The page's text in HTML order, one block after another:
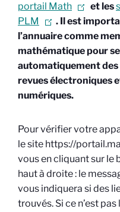
portail Math
et les
PLM
. Il est
l’annuaire comme
mathématique pour
automatiquement des
revues électroniques
numériques.
Pour vérifier votre
le site https://
vous en cliquant sur le
haut à droite : le
vous indiquera si des
trouvés. Si ce n’est